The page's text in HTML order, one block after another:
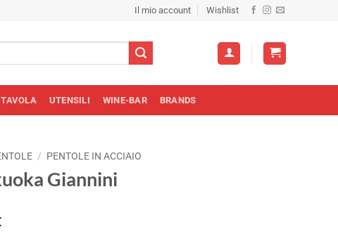
Il mio account Wishlist
TAVOLA UTENSILI WINE-BAR BRANDS
/ PENTOLE IN ACCIAIO
Giannini
Il